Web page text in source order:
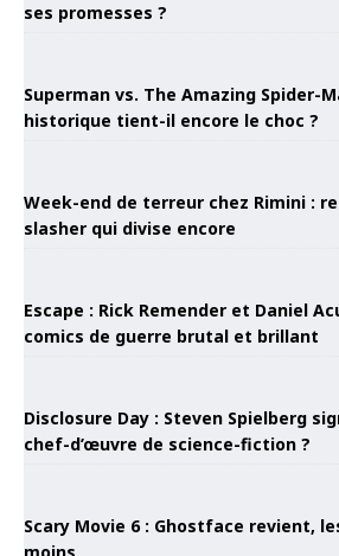
ses promesses ?
Superman vs. The Amazing Spider-
historique tient-il encore le choc ?
Week-end de terreur chez Rimini :
slasher qui divise encore
Escape : Rick Remender et Daniel
comics de guerre brutal et brillant
Disclosure Day : Steven Spielberg
chef-d’œuvre de science-fiction ?
Scary Movie 6 : Ghostface revient,